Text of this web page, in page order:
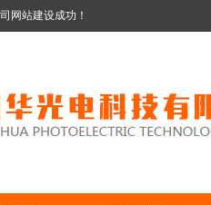
网站建设成功！